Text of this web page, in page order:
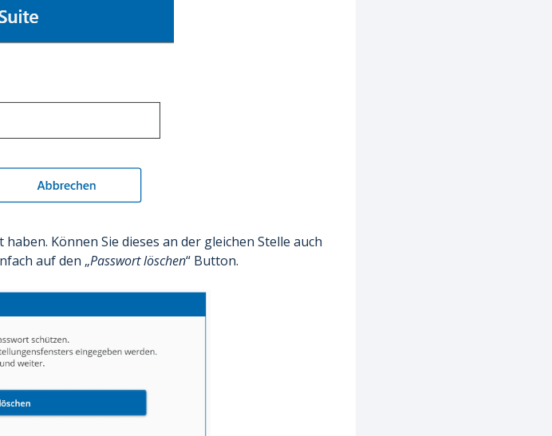
Können Sie dieses an der gleichen Stelle auch
auf den „Passwort löschen“ Button.